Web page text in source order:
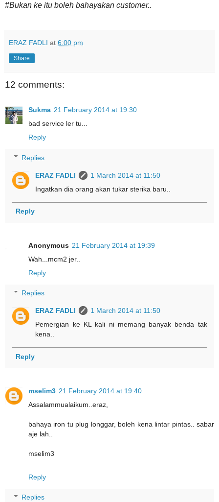
#Bukan ke itu boleh bahayakan customer..
ERAZ FADLI at 6:00 pm
Share
12 comments:
Sukma 21 February 2014 at 19:30
bad service ler tu...
Reply
Replies
ERAZ FADLI
1 March 2014 at 11:50
Ingatkan dia orang akan tukar sterika baru..
Reply
Anonymous 21 February 2014 at 19:39
Wah...mcm2 jer..
Reply
Replies
ERAZ FADLI
1 March 2014 at 11:50
Pemergian ke KL kali ni memang banyak benda tak
kena..
Reply
mselim3 21 February 2014 at 19:40
Assalammualaikum..eraz,
bahaya iron tu plug longgar, boleh kena lintar pintas.. sabar
aje lah..
mselim3
Reply
Replies